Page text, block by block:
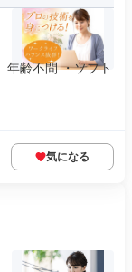
年齢不問 ・ソフト
気になる